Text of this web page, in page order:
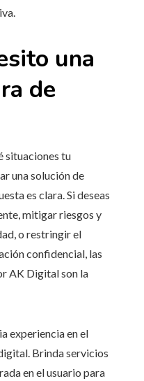
una
de
situaciones tu
una solución de
es clara. Si deseas
mitigar riesgos y
o restringir el
confidencial, las
AK Digital son la
experiencia en el
Brinda servicios
en el usuario para